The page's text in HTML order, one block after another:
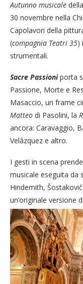
Autunno musicale della
30 novembre nella
Capolavori della
(compagnia Teatri 35)
strumentali.
Sacre Passioniporta
Passione, Morte e
Masaccio, un frame
Matteo di Pasolini, la
ancora: Caravaggio,
Velázquez e altro.
I gesti in scena
musicale eseguita da
Hindemith,
un’originale versione